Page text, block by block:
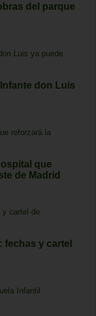
del parque
don Luis
que
de Madrid
fechas y cartel